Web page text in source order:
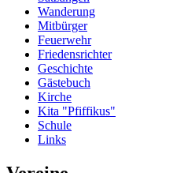
Wanderung
Mitbürger
Feuerwehr
Friedensrichter
Geschichte
Gästebuch
Kirche
Kita "Pfiffikus"
Schule
Links